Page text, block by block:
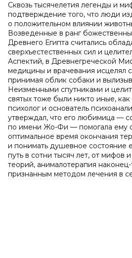
Сквозь тысячелетия легенды и
подтверждение того, что люди
о положительном влиянии
Возведенные в ранг
Древнего Египта считались
сверхъестественных сил и
Аспектий, в Древнегреческой
медицины и врачевания исцелял
принимая облик собаки и
Неизменными спутниками и
святых тоже были никто иные,
психолог и основатель
утверждал, что его любимица —
по имени Жо-Фи — помогала ему
оптимальное время окончания
и понимать душевное состояние
путь в сотни тысяч лет, от мифов
теорий, анималотерапия
признанным методом лечения в